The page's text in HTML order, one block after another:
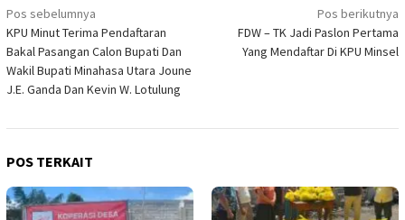
Navigasi
pos
Pos sebelumnya
KPU Minut Terima Pendaftaran
Bakal Pasangan Calon Bupati Dan
Wakil Bupati Minahasa Utara Joune
J.E. Ganda Dan Kevin W. Lotulung
Pos berikutnya
FDW – TK Jadi Paslon Pertama
Yang Mendaftar Di KPU Minsel
POS TERKAIT